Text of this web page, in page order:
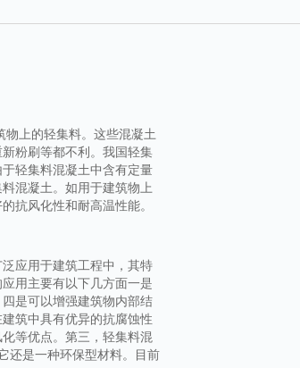
上的轻集料。这些混凝土
粉刷等都不利。我国轻集
轻集料混凝土中含有定量
混凝土。如用于建筑物上
抗风化性和耐高温性能。
应用于建筑工程中，其特
用主要有以下几方面一是
是可以增强建筑物内部结
筑中具有优异的抗腐蚀性
等优点。第三，轻集料混
还是一种环保型材料。目前